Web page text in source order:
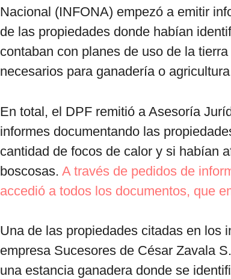
Nacional (INFONA) empezó a emitir
de las propiedades donde habían
contaban con planes de uso de la
necesarios para ganadería o
En total, el DPF remitió a Asesoría
informes documentando las
cantidad de focos de calor y si habían
boscosas. A través de pedidos de
accedió a todos los documentos, que
Una de las propiedades citadas en los
empresa Sucesores de César Zavala
una estancia ganadera donde se